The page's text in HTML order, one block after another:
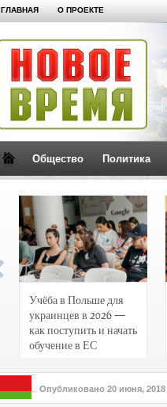
ГЛАВНАЯ О ПРОЕКТЕ
Общество Политика
Учёба в Польше для
украинцев в 2026 —
как поступить и начать
обучение в ЕС
Опубликовано 20 июня, 2018